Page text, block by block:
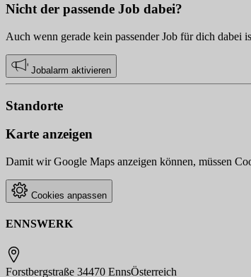
Nicht der passende Job dabei?
Auch wenn gerade kein passender Job für dich
Jobalarm aktivieren
Standorte
Karte anzeigen
Damit wir Google Maps anzeigen können, müssen
Cookies anpassen
ENNSWERK
Forstbergstraße 34470 EnnsÖsterreich